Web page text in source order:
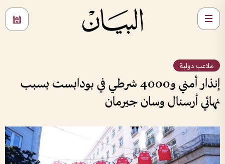
ملاعب دولية
إنذار أمني و4000 شرطي في بودابست بسبب
نهائي أرسنال وسان جيرمان